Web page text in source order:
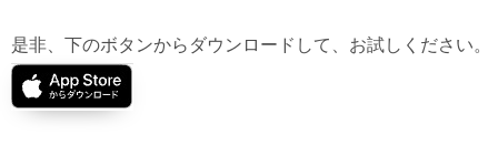
是非、下のボタンからダウンロードして、お試しください。